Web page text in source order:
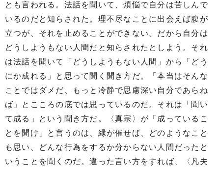
とも言われる。法話を聞いて、煩悩で自分は苦しんで
いるのだと知らされた。理不尽なことに出会えば腹が
立つが、それを止めることができない。だから自分は
どうしようもない人間だと知らされたとしよう。それ
は法話を聞いて「どうしようもない人間」から「どう
にか成れる」と思って聞く聞き方だ。「本当はそんな
ことではダメだ、もっと冷静で思慮深い自分であらね
ば」とこころの底では思っているのだ。それは「聞い
て成る」という聞き方だ。〈真宗〉が「成っているこ
とを聞け」と言うのは、縁が催せば、どのようなこと
も思い、どんな行為をするか分からない人間だったと
いうことを聞くのだ。違った言い方をすれば、〈凡夫